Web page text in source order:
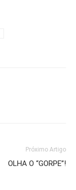
Próximo Artigo
OLHA O “GORPE”!